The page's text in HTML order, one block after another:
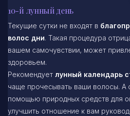
10-й лунный день
Текущие сутки не входят в
волос дни. Такая процедура
вашем самочувствии, может
здоровьем.
Рекомендует лунный календарь
чаще прочесывать ваши волосы. А
помощью природных средств для
улучшить отношение к вам